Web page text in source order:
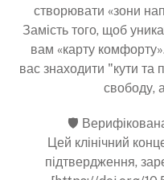
створювати «зони
Замість того, щоб
вам «карту
вас знаходити "кути та
свободу,
🛡️
Цей клінічний
підтвердження,